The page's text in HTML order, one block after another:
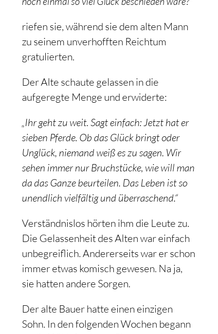
riefen sie, während sie dem alten Mann
zu seinem unverhofften Reichtum
gratulierten.
Der Alte schaute gelassen in die
aufgeregte Menge und erwiderte:
„Ihr geht zu weit. Sagt einfach: Jetzt hat er
sieben Pferde. Ob das Glück bringt oder
Unglück, niemand weiß es zu sagen. Wir
sehen immer nur Bruchstücke, wie will man
da das Ganze beurteilen. Das Leben ist so
unendlich vielfältig und überraschend.“
Verständnislos hörten ihm die Leute zu.
Die Gelassenheit des Alten war einfach
unbegreiflich. Andererseits war er schon
immer etwas komisch gewesen. Na ja,
sie hatten andere Sorgen.
Der alte Bauer hatte einen einzigen
Sohn. In den folgenden Wochen begann